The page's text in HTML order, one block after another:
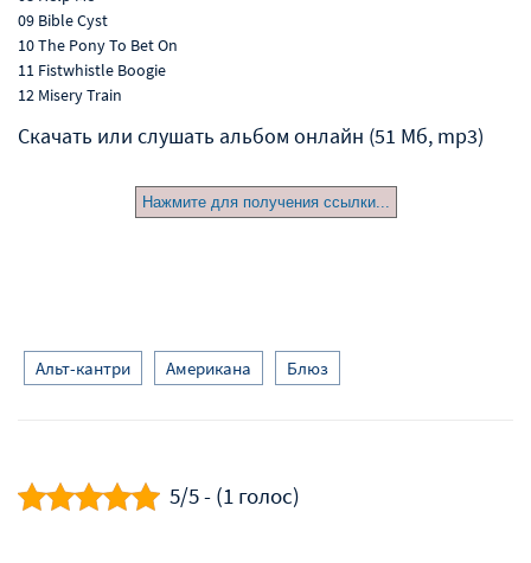
09 Bible Cyst
10 The Pony To Bet On
11 Fistwhistle Boogie
12 Misery Train
Скачать или слушать альбом онлайн (51 Мб, mp3)
Нажмите для получения ссылки...
Альт-кантри Американа Блюз
5/5 - (1 голос)